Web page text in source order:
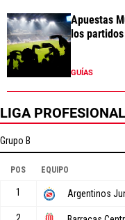
Apuestas
los
GUÍAS
LIGA PROFESIONAL